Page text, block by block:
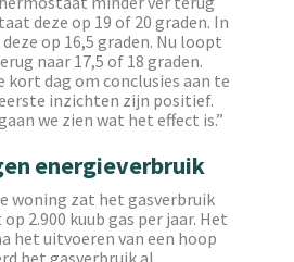
deze op 19 of 20 graden. In
op 16,5 graden. Nu loopt
naar 17,5 of 18 graden.
kort dag om conclusies aan te
inzichten zijn positief.
we zien wat het effect is.”
energieverbruik
woning zat het gasverbruik
2.900 kuub gas per jaar. Het
het uitvoeren van een hoop